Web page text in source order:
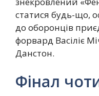
статися будь-що,
до оборонців
форвард Васіліє
Данстон.
Фінал